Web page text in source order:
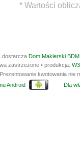
* Wartości
dostarcza Dom Maklerski
zastrzeżone • produkcja:
. Prezentowanie kwotowania
Android Dla